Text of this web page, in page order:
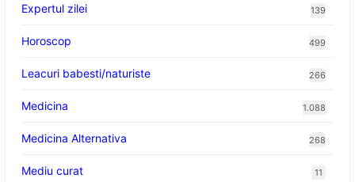
Expertul zilei 139
Horoscop 499
Leacuri babesti/naturiste 266
Medicina 1.088
Medicina Alternativa 268
Mediu curat 11